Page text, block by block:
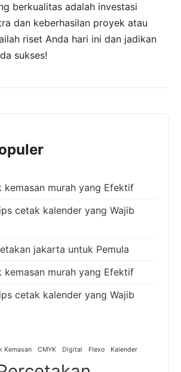
berkualitas adalah investasi
dan keberhasilan proyek atau
riset Anda hari ini dan jadikan
sukses!
kemasan murah yang Efektif
cetak kalender yang Wajib
jakarta untuk Pemula
kemasan murah yang Efektif
cetak kalender yang Wajib
Kemasan CMYK Digital Flexo Kalender